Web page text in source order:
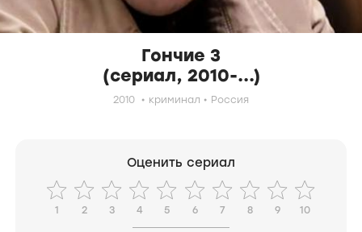
Гончие 3
(сериал, 2010-...)
2010 криминал Россия
Оценить сериал
1 2 3 4 5 6 7 8 9 10